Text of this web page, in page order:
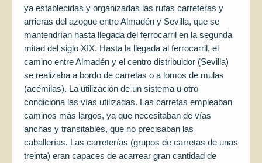
ya establecidas y organizadas las rutas carreteras y
arrieras del azogue entre Almadén y Sevilla, que se
mantendrían hasta llegada del ferrocarril en la segunda
mitad del siglo XIX. Hasta la llegada al ferrocarril, el
camino entre Almadén y el centro distribuidor (Sevilla)
se realizaba a bordo de carretas o a lomos de mulas
(acémilas). La utilización de un sistema u otro
condiciona las vías utilizadas. Las carretas empleaban
caminos más largos, ya que necesitaban de vías
anchas y transitables, que no precisaban las
caballerías. Las carreterías (grupos de carretas de unas
treinta) eran capaces de acarrear gran cantidad de